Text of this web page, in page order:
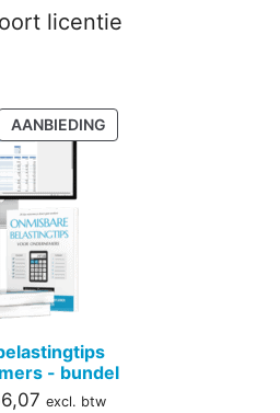
licentie
AANBIEDINGPRODUCT
IN
- bundel
Huidige
excl. btw